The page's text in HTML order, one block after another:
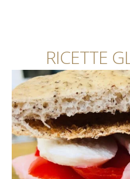
RICETTE